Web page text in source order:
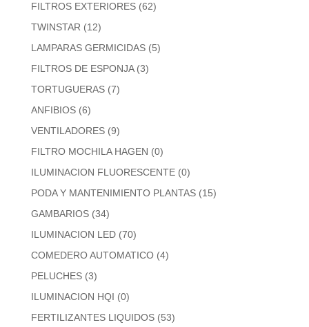
FILTROS EXTERIORES (62)
TWINSTAR (12)
LAMPARAS GERMICIDAS (5)
FILTROS DE ESPONJA (3)
TORTUGUERAS (7)
ANFIBIOS (6)
VENTILADORES (9)
FILTRO MOCHILA HAGEN (0)
ILUMINACION FLUORESCENTE (0)
PODA Y MANTENIMIENTO PLANTAS (15)
GAMBARIOS (34)
ILUMINACION LED (70)
COMEDERO AUTOMATICO (4)
PELUCHES (3)
ILUMINACION HQI (0)
FERTILIZANTES LIQUIDOS (53)